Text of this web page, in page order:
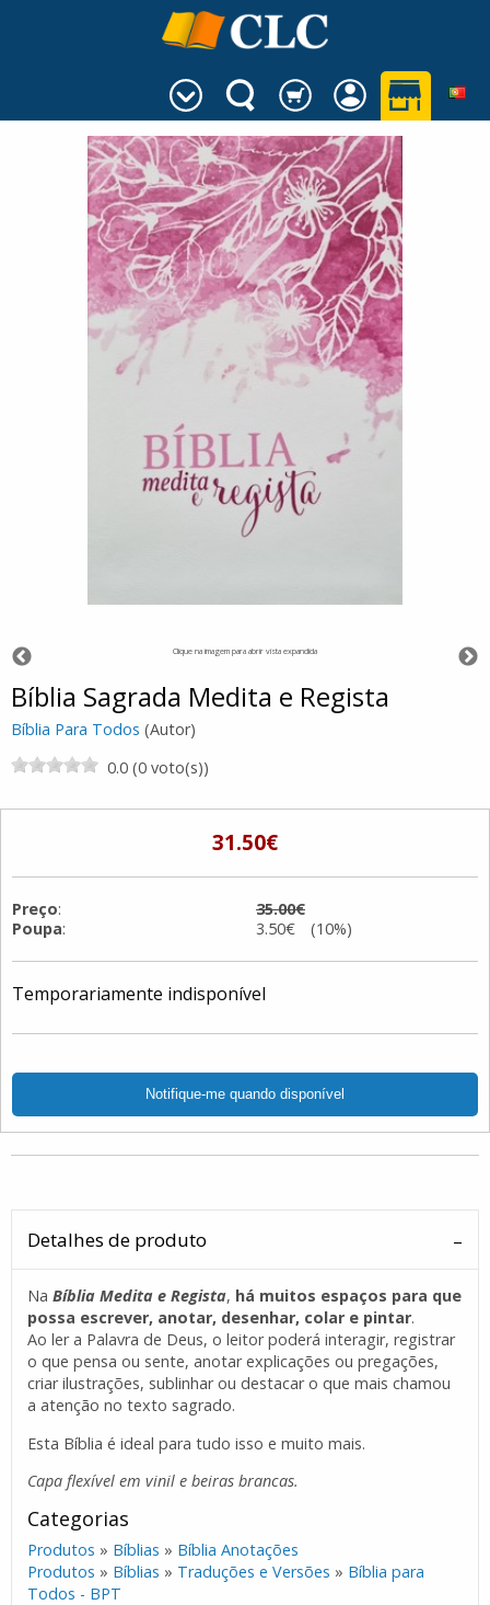
Clique na imagem para abrir vista expandida
Bíblia Sagrada Medita e Regista
Bíblia Para Todos (Autor)
0.0 (0 voto(s))
31.50€
Preço:
35.00€
Poupa: 3.50€ (10%)
Temporariamente indisponível
Detalhes de produto
NaBíblia Medita e Regista, há muitos espaços para que
possa escrever, anotar, desenhar, colar e pintar.
Ao ler a Palavra de Deus, o leitor poderá interagir, registrar
o que pensa ou sente, anotar explicações ou pregações,
criar ilustrações, sublinhar ou destacar o que mais chamou
a atenção no texto sagrado.
Esta Bíblia é ideal para tudo isso e muito mais.
Capa flexível em vinil e beiras brancas.
Categorias
Produtos » Bíblias » Bíblia Anotações
Produtos » Bíblias » Traduções e Versões » Bíblia para
Todos - BPT